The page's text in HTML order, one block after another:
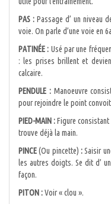
PAS : Passage d’ un niveau
voie. On parle d’une voie en
PATINÉE : Usé par une
: les prises brillent et
calcaire.
PENDULE :Manoeuvre
pour rejoindre le point
PIED-MAIN :Figure
trouve déjà la main.
PINCE(Ou pincette) :Saisir
les autres doigts. Se dit d’
façon.
PITON :Voir « clou ».